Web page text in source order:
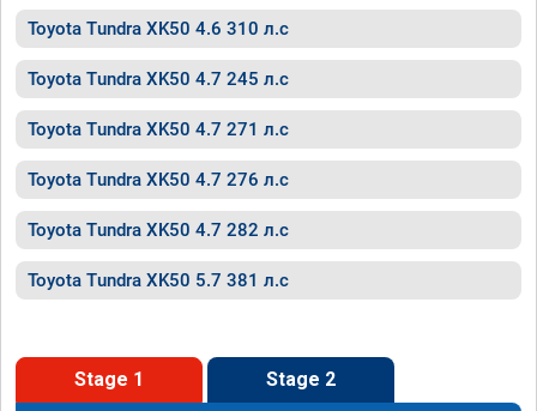
Toyota Tundra XK50 4.6 310 л.с
Toyota Tundra XK50 4.7 245 л.с
Toyota Tundra XK50 4.7 271 л.с
Toyota Tundra XK50 4.7 276 л.с
Toyota Tundra XK50 4.7 282 л.с
Toyota Tundra XK50 5.7 381 л.с
Stage 1 Stage 2